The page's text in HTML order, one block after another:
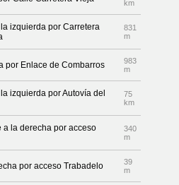
km
izquierda por Carretera
831
m
por Enlace de Combarros
983
m
izquierda por Autovía del
75
km
a la derecha por acceso
340
m
por acceso Trabadelo
39
m